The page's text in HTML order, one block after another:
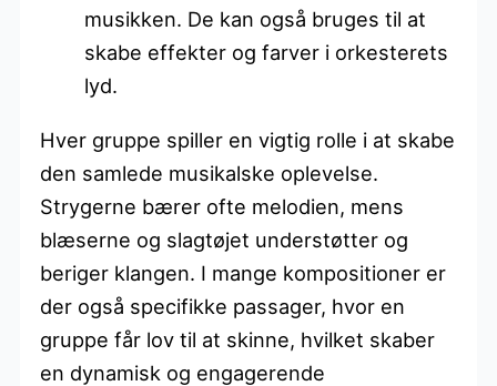
musikken. De kan også bruges til at
skabe effekter og farver i orkesterets
lyd.
Hver gruppe spiller en vigtig rolle i at skabe
den samlede musikalske oplevelse.
Strygerne bærer ofte melodien, mens
blæserne og slagtøjet understøtter og
beriger klangen. I mange kompositioner er
der også specifikke passager, hvor en
gruppe får lov til at skinne, hvilket skaber
en dynamisk og engagerende